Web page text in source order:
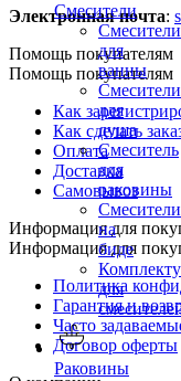
Смесители
Смесители
для
ванны
Смесители
для
душа
Смеситель
для
раковины
Смесители
на
биде
для
Раковины
Электронная почта:
Помощь покупателям
Помощь покупателям
Как
Как сделать
Оплата
Доставка
Самовывоз
Информация для
Информация для
Политика
Гарантия и
Часто
Договор оферты